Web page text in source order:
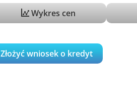
Wykres cen
Złożyć wniosek o kredyt